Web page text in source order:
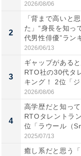
2026/08/06
2
「背まで高いと
た」“身長を知っ
代男性俳優”ラン
2026/06/13
3
ギャップがある
RTO社の30代タ
キング！ 2位「
2026/08/06
4
高学歴だと知っ
RTOタレントラ
位「ラウール（
2025/07/13
癒し系だと思う